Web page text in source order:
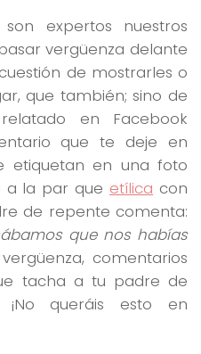
expertos nuestros
vergüenza delante
de mostrarles o
que también; sino de
en Facebook
que te deje en
etiquetan en una foto
a la par que etílica con
de repente comenta:
que nos habías
comentarios
tacha a tu padre de
¡No queráis esto en